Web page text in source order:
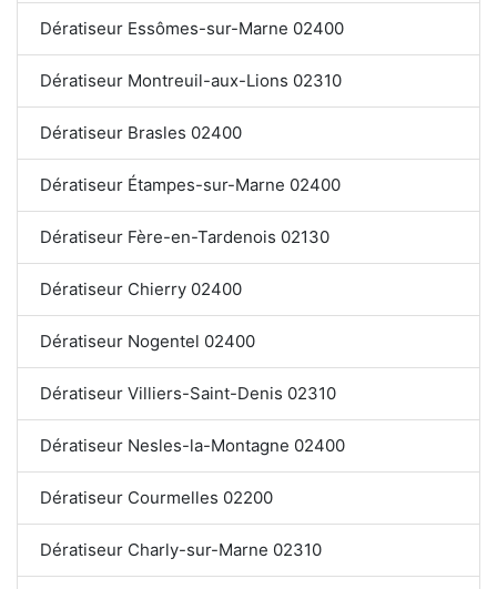
Dératiseur Essômes-sur-Marne 02400
Dératiseur Montreuil-aux-Lions 02310
Dératiseur Brasles 02400
Dératiseur Étampes-sur-Marne 02400
Dératiseur Fère-en-Tardenois 02130
Dératiseur Chierry 02400
Dératiseur Nogentel 02400
Dératiseur Villiers-Saint-Denis 02310
Dératiseur Nesles-la-Montagne 02400
Dératiseur Courmelles 02200
Dératiseur Charly-sur-Marne 02310